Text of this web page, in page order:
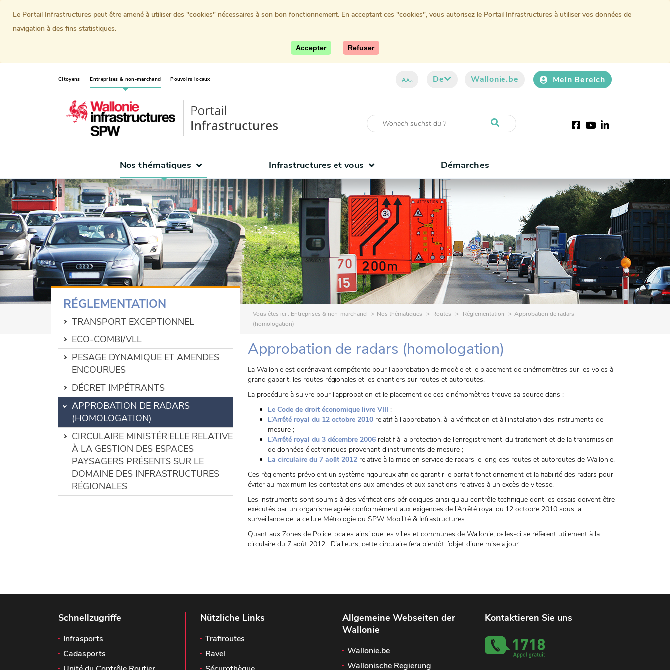
Citoyens Entreprises & non-marchand(current)Pouvoirs locaux AAA De Wallonie.be Mein Bereich
Facebook
YoutubeLinkedIn
Nos thématiques Infrastructures et vous Démarches
Vous êtes ici : Entreprises & non-marchand Nos thématiques Routes Réglementation
Approbation de radars
(homologation)
RÉGLEMENTATION
TRANSPORT EXCEPTIONNEL
ECO-COMBI/VLL
PESAGE DYNAMIQUE ET AMENDES
ENCOURUES
DÉCRET IMPÉTRANTS
APPROBATION DE RADARS
(HOMOLOGATION)
CIRCULAIRE MINISTÉRIELLE RELATIVE
À LA GESTION DES ESPACES
PAYSAGERS PRÉSENTS SUR LE
DOMAINE DES INFRASTRUCTURES
RÉGIONALES
Approbation de radars (homologation)
La Wallonie est dorénavant compétente pour l’approbation de modèle et le placement de cinémomètres sur les voies à
grand gabarit, les routes régionales et les chantiers sur routes et autoroutes.
La procédure à suivre pour l’approbation et le placement de ces cinémomètres trouve sa source dans :
Le Code de droit économique livre VIII ;
L’Arrêté royal du 12 octobre 2010 relatif à l’approbation, à la vérification et à l’installation des instruments de
mesure ;
L’Arrêté royal du 3 décembre 2006 relatif à la protection de l’enregistrement, du traitement et de la transmission
de données électroniques provenant d’instruments de mesure ;
La circulaire du 7 août 2012 relative à la mise en service de radars le long des routes et autoroutes de Wallonie.
Ces règlements prévoient un système rigoureux afin de garantir le parfait fonctionnement et la fiabilité des radars pour
éviter au maximum les contestations aux amendes et aux sanctions relatives à un excès de vitesse.
Les instruments sont soumis à des vérifications périodiques ainsi qu’au contrôle technique dont les essais doivent être
exécutés par un organisme agréé conformément aux exigences de l’Arrêté royal du 12 octobre 2010 sous la
surveillance de la cellule Métrologie du SPW Mobilité & Infrastructures.
Quant aux Zones de Police locales ainsi que les villes et communes de Wallonie, celles-ci se réfèrent utilement à la
circulaire du 7 août 2012. D’ailleurs, cette circulaire fera bientôt l’objet d’une mise à jour.
Schnellzugriffe
Infrasports
Cadasports
Nützliche Links
Trafiroutes
Ravel
Allgemeine Webseiten der
Wallonie
Wallonie.be
Wallonische Regierung
Kontaktieren Sie uns
Le Portail Infrastructures peut être amené à utiliser des "cookies" nécessaires à son bon fonctionnement. En acceptant ces "cookies", vous autorisez le Portail Infrastructures à utiliser vos données de
navigation à des fins statistiques.
Accepter Refuser